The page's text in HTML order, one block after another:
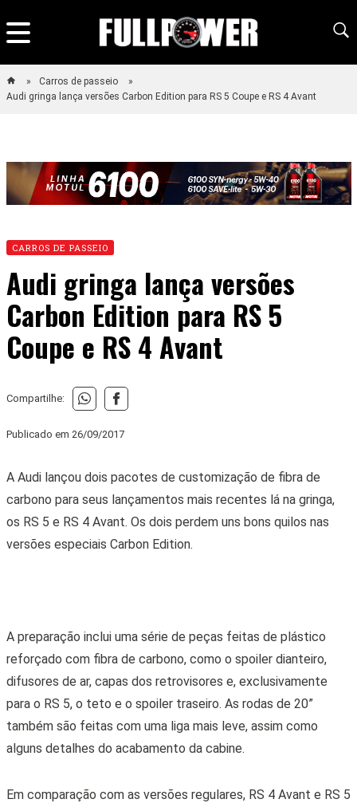
Carros de passeio
Audi gringa lança versões Carbon Edition para RS 5 Coupe e RS 4 Avant
CARROS DE PASSEIO
Audi gringa lança versões
Carbon Edition para RS 5
Coupe e RS 4 Avant
Compartilhe:
Publicado em 26/09/2017
A Audi lançou dois pacotes de customização de fibra de
carbono para seus lançamentos mais recentes lá na gringa,
os RS 5 e RS 4 Avant. Os dois perdem uns bons quilos nas
versões especiais Carbon Edition.
A preparação inclui uma série de peças feitas de plástico
reforçado com fibra de carbono, como o spoiler dianteiro,
difusores de ar, capas dos retrovisores e, exclusivamente
para o RS 5, o teto e o spoiler traseiro. As rodas de 20”
também são feitas com uma liga mais leve, assim como
alguns detalhes do acabamento da cabine.
Em comparação com as versões regulares, RS 4 Avant e RS 5